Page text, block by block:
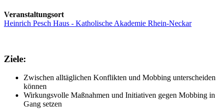
Veranstaltungsort
Heinrich Pesch Haus - Katholische Akademie Rhein-Neckar
Ziele:
Zwischen alltäglichen Konflikten und Mobbing unterscheiden
können
Wirkungsvolle Maßnahmen und Initiativen gegen Mobbing in
Gang setzen